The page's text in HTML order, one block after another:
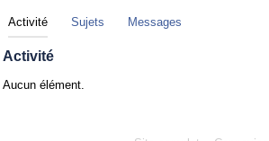
Activité Sujets Messages
Activité
Aucun élément.